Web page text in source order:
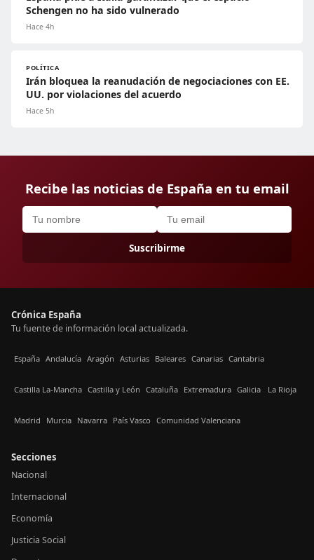
Schengen no ha sido vulnerado
Hace 4h
POLÍTICA
Irán bloquea la reanudación de negociaciones con EE.
UU. por violaciones del acuerdo
Hace 5h
Recibe las noticias de España en tu email
Suscribirme
Crónica España
Tu fuente de información local actualizada.
España Andalucía Aragón Asturias Baleares Canarias Cantabria
Castilla La-Mancha Castilla y León Cataluña Extremadura Galicia La Rioja
Madrid Murcia Navarra País Vasco Comunidad Valenciana
Secciones
Nacional
Internacional
Economía
Justicia Social